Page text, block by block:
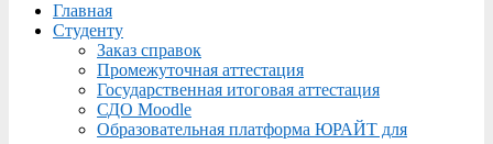
Menu
Главная
Студенту
Заказ справок
Промежуточная аттестация
Государственная итоговая аттестация
СДО Moodle
Образовательная платформа ЮРАЙТ для